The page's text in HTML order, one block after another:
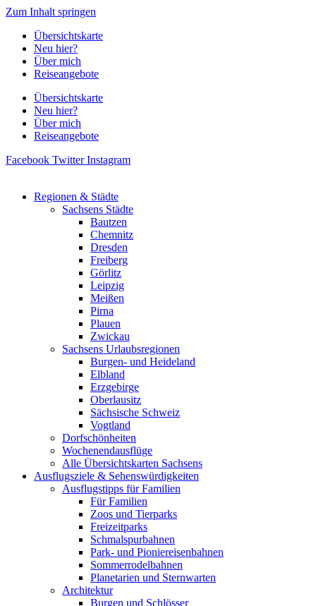
Zum Inhalt springen
Übersichtskarte
Neu hier?
Über mich
Reiseangebote
Übersichtskarte
Neu hier?
Über mich
Reiseangebote
Facebook Twitter Instagram
Regionen & Städte
Sachsens Städte
Bautzen
Chemnitz
Dresden
Freiberg
Görlitz
Leipzig
Meißen
Pirna
Plauen
Zwickau
Sachsens Urlaubsregionen
Burgen- und Heideland
Elbland
Erzgebirge
Oberlausitz
Sächsische Schweiz
Vogtland
Dorfschönheiten
Wochenendausflüge
Alle Übersichtskarten Sachsens
Ausflugsziele & Sehenswürdigkeiten
Ausflugstipps für Familien
Für Familien
Zoos und Tierparks
Freizeitparks
Schmalspurbahnen
Park- und Pioniereisenbahnen
Sommerrodelbahnen
Planetarien und Sternwarten
Architektur
Burgen und Schlösser